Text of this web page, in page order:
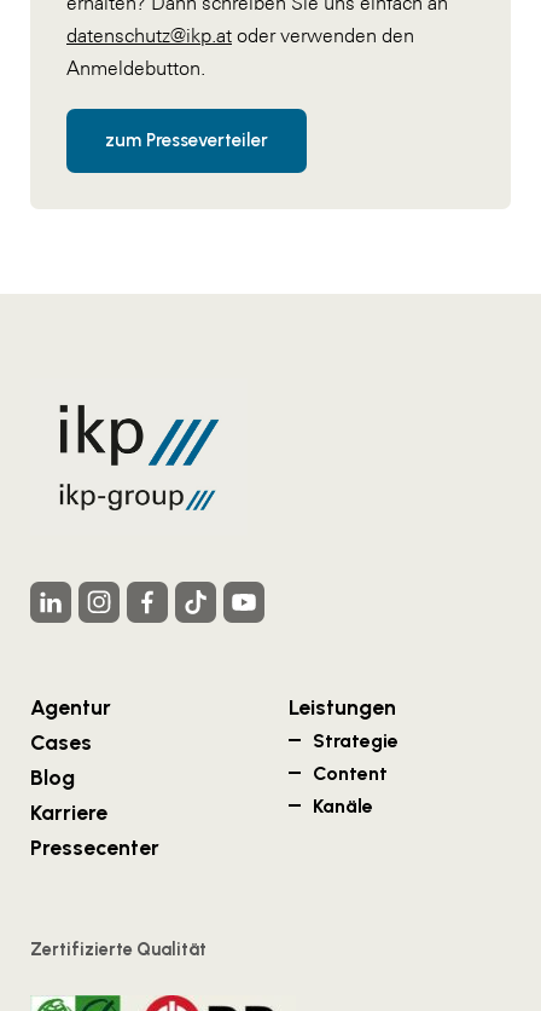
datenschutz@ikp.at oder verwenden den
Anmeldebutton.
zum Presseverteiler
Agentur
Cases
Blog
Karriere
Pressecenter
Leistungen
Strategie
Content
Kanäle
Zertifizierte Qualität